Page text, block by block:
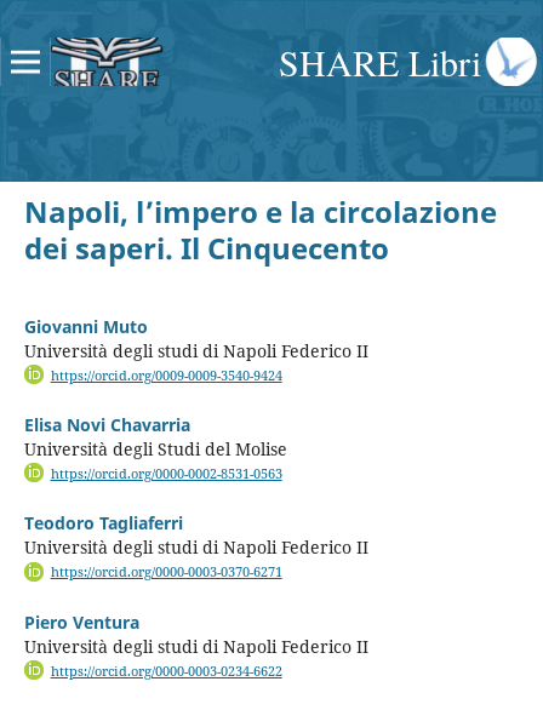
SHARE Libri
Napoli, l’impero e la circolazione
dei saperi. Il Cinquecento
Giovanni Muto
Università degli studi di Napoli Federico II
https://orcid.org/0009-0009-3540-9424
Elisa Novi Chavarria
Università degli Studi del Molise
https://orcid.org/0000-0002-8531-0563
Teodoro Tagliaferri
Università degli studi di Napoli Federico II
https://orcid.org/0000-0003-0370-6271
Piero Ventura
Università degli studi di Napoli Federico II
https://orcid.org/0000-0003-0234-6622